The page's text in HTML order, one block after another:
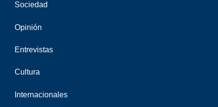
Sociedad
Opinión
Entrevistas
Cultura
Internacionales